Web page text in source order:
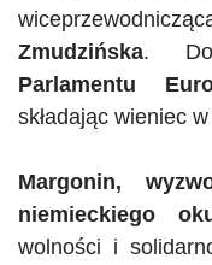
Zmudzińska.
Parlamentu
składając wieniec
Margonin,
niemieckiego
wolności i